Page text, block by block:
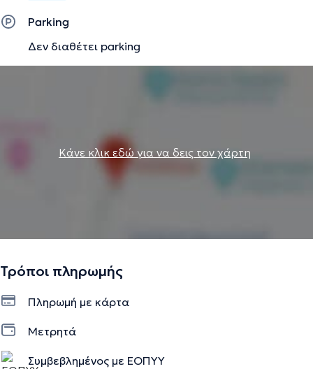
Parking
Δεν διαθέτει parking
Κάνε κλικ εδώ για να δεις τον χάρτη
Τρόποι πληρωμής
Πληρωμή με κάρτα
Μετρητά
Συμβεβλημένος με ΕΟΠΥΥ